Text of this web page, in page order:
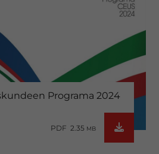
Programa 2024
PDF 2.35 MB